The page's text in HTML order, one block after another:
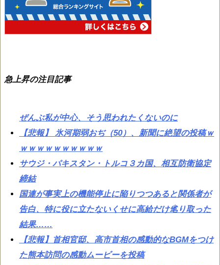
急上昇の注目記事
ぜんぶ私が中心、そう思われたくないのに
【悲報】 氷河期弱おぢ（50）、新聞に絶望の投稿ｗ
ｗｗｗｗｗｗｗｗｗｗ
サウジ・パキスタン・トルコ３カ国、相互防衛協定
締結
国連が事実上の機能停止に陥りつつあると関係者が
告白、特に役に立たないくせに高給だけ毟り取った
結果……
【悲報】首相官邸、高市首相の感動的なBGMをつけ
た熊本訪問の感動ムービーを投稿